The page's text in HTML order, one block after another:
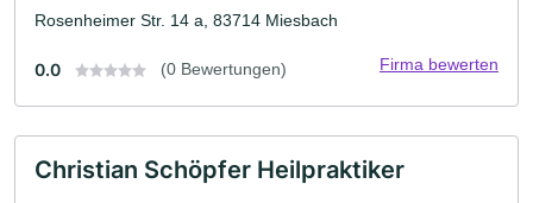
Rosenheimer Str. 14 a, 83714 Miesbach
0.0 (0 Bewertungen) Firma bewerten
Christian Schöpfer Heilpraktiker